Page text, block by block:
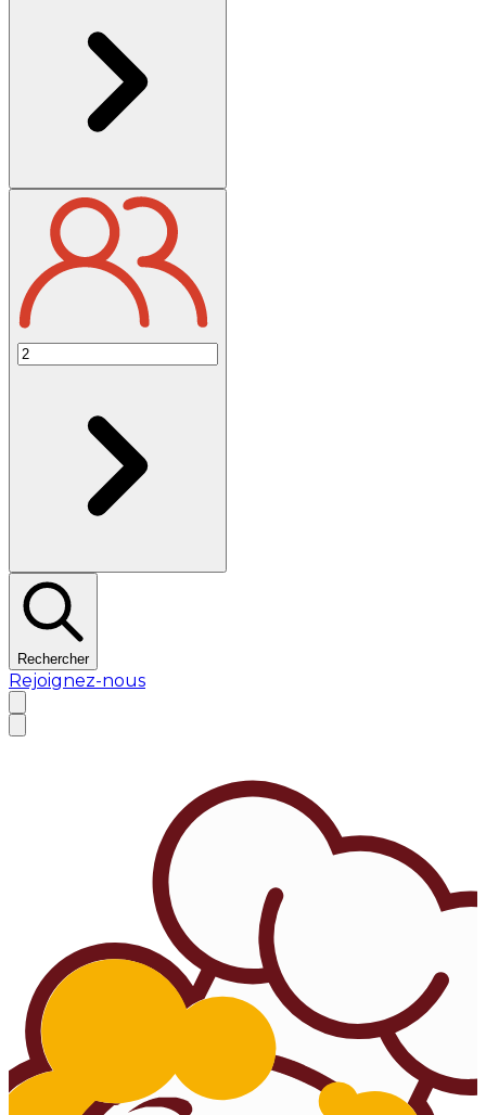
Rechercher
Rejoignez-nous